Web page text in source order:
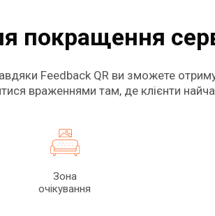
покращення
Feedback QR ви зможете
враженнями там, де клієнти
Зона
очікування